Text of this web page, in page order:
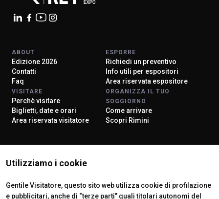
Utilizziamo i cookie
Gentile Visitatore, questo sito web utilizza cookie di profilazione
e pubblicitari, anche di “terze parti” quali titolari autonomi del
ABOUT
Edizione 2026
Contatti
Faq
ESPORRE
Richiedi un preventivo
Info utili per espositori
Area riservata espositore
VISITARE
Perchè visitare
Biglietti, date e orari
Area riservata visitatore
ORGANIZZA IL TUO
SOGGIORNO
Come arrivare
Scopri Rimini
ISTITUTI CERTIFICATORI